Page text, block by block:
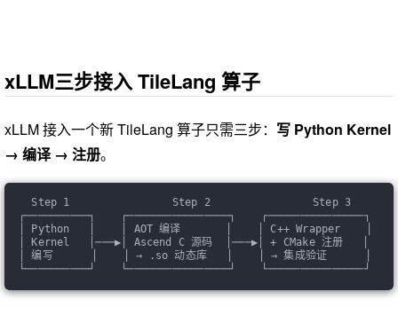
xLLM三步接入 TileLang 算子
xLLM 接入一个新 TileLang 算子只需三步： 写 Python Kernel
→ 编译 → 注册。
Step 1                Step 2                Step 3
┌──────────┐    ┌────────────────┐    ┌───────────────┐
│ Python   │    │ AOT 编译       │    │ C++ Wrapper    │
│ Kernel   │───▶│ Ascend C 源码  │───▶│ + CMake 注册   │
│ 编写      │    │ → .so 动态库   │    │ → 集成验证      │
└──────────┘    └────────────────┘    └───────────────┘